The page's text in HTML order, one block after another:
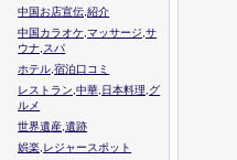
中国お店宣伝,紹介
中国カラオケ,マッサージ,サ
ウナ,スパ
ホテル,宿泊口コミ
レストラン,中華,日本料理,グ
ルメ
世界遺産,遺跡
娯楽,レジャースポット